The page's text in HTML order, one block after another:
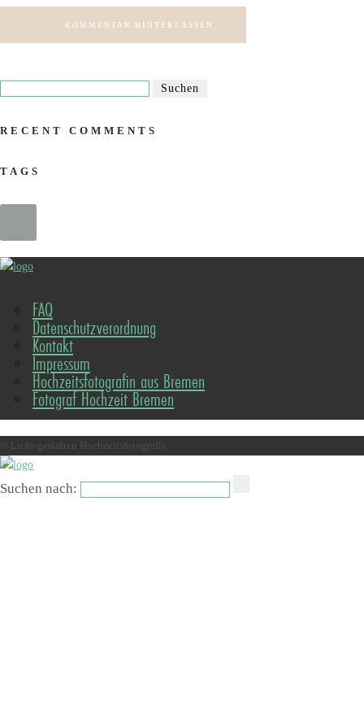
KOMMENTAR HINTERLASSEN
RECENT COMMENTS
TAGS
FAQ
Datenschutzverordnung
Kontakt
Impressum
Hochzeitsfotografin aus Bremen
Fotograf Hochzeit Bremen
© Licht-gestalten Hochzeitsfotografie
Suchen nach: